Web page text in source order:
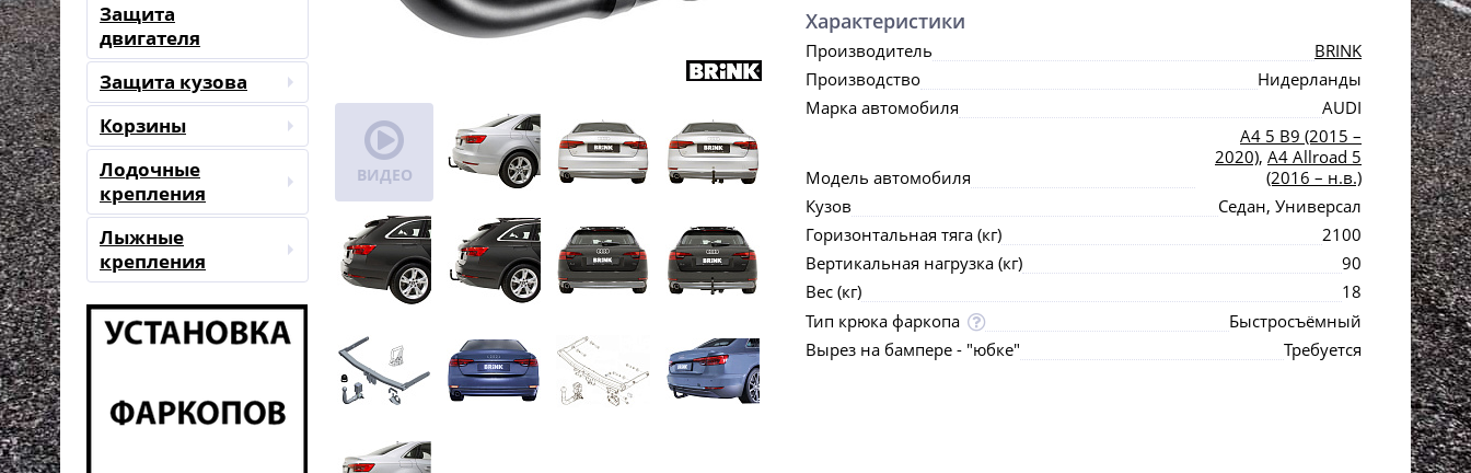
Защита
двигателя
Защита кузова
Корзины
Лодочные
крепления
Лыжные
крепления
ВИДЕО
Характеристики
Производитель
BRINK
Производство
Нидерланды
Марка автомобиля
AUDI
Модель автомобиля
A4 5 B9 (2015 –
2020), A4 Allroad 5
(2016 – н.в.)
Кузов
Седан, Универсал
Горизонтальная тяга (кг)
2100
Вертикальная нагрузка (кг)
90
Вес (кг)
18
Тип крюка фаркопа
Быстросъёмный
Вырез на бампере - "юбке"
Требуется